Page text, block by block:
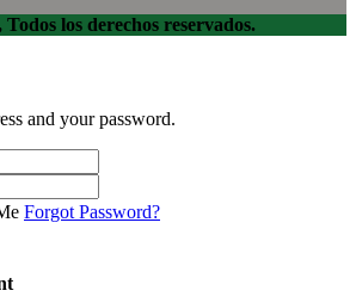
los derechos reservados.
and your password.
Forgot Password?